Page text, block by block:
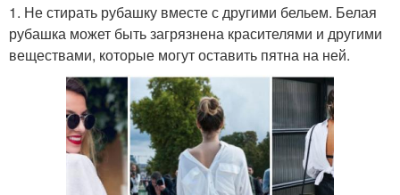
1. Не стирать рубашку вместе с другими бельем. Белая
рубашка может быть загрязнена красителями и другими
веществами, которые могут оставить пятна на ней.